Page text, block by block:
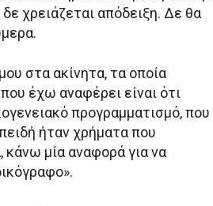
χρειάζεται απόδειξη. Δε θα
στα ακίνητα, τα οποία
έχω αναφέρει είναι ότι
προγραμματισμό, που
ήταν χρήματα που
κάνω μία αναφορά για να